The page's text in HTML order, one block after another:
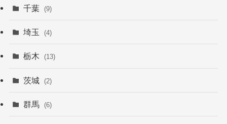
千葉 (9)
埼玉 (4)
栃木 (13)
茨城 (2)
群馬 (6)